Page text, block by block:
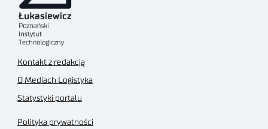
Kontakt z redakcją
O Mediach Logistyka
Statystyki portalu
Polityka prywatności